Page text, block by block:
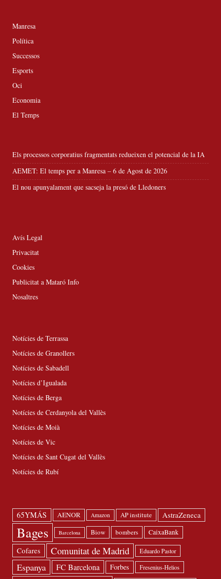
Manresa
Política
Successos
Esports
Oci
Economia
El Temps
Els processos corporatius fragmentats redueixen el potencial de la IA
AEMET: El temps per a Manresa – 6 de Agost de 2026
El nou apunyalament que sacseja la presó de Lledoners
Avís Legal
Privacitat
Cookies
Publicitat a Mataró Info
Nosaltres
Notícies de Terrassa
Notícies de Granollers
Notícies de Sabadell
Notícies d’Igualada
Notícies de Berga
Notícies de Cerdanyola del Vallès
Notícies de Moià
Notícies de Vic
Notícies de Sant Cugat del Vallès
Notícies de Rubí
65YMÁS AENOR Amazon AP institute AstraZeneca
Bages Barcelona Biow bombers CaixaBank
Cofares Comunitat de Madrid Eduardo Pastor
Espanya FC Barcelona Forbes Fresenius-Helios